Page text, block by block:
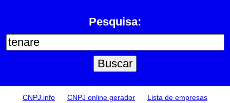
Pesquisa:
CNPJ.info CNPJ online gerador
Lista de empresas